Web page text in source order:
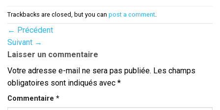
Trackbacks are closed, but you can post a comment
← Précédent
Suivant →
Laisser un commentaire
Votre adresse e-mail ne sera pas publiée. Les champs
obligatoires sont indiqués avec *
Commentaire *